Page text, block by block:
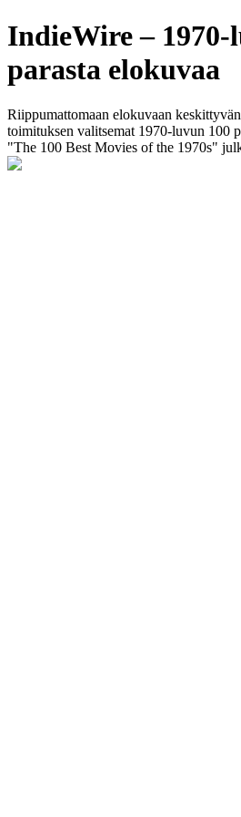
IndieWire – 1970-
parasta elokuvaa
Riippumattomaan elokuvaan
toimituksen valitsemat 1970-luvun 100
"The 100 Best Movies of the 1970s"